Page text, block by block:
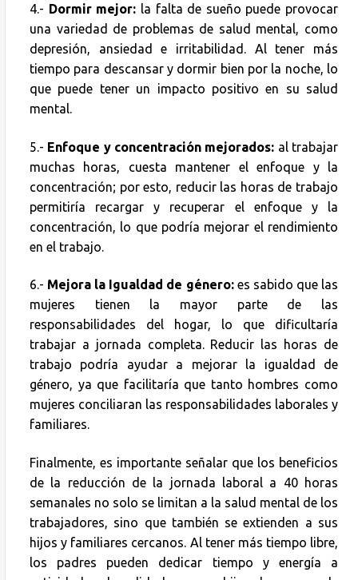
4.- Dormir mejor: la falta de sueño puede provocar
una variedad de problemas de salud mental, como
depresión, ansiedad e irritabilidad. Al tener más
tiempo para descansar y dormir bien por la noche, lo
que puede tener un impacto positivo en su salud
mental.
5.- Enfoque y concentración mejorados: al trabajar
muchas horas, cuesta mantener el enfoque y la
concentración; por esto, reducir las horas de trabajo
permitiría recargar y recuperar el enfoque y la
concentración, lo que podría mejorar el rendimiento
en el trabajo.
6.- Mejora la Igualdad de género:es sabido que las
mujeres tienen la mayor parte de las
responsabilidades del hogar, lo que dificultaría
trabajar a jornada completa. Reducir las horas de
trabajo podría ayudar a mejorar la igualdad de
género, ya que facilitaría que tanto hombres como
mujeres conciliaran las responsabilidades laborales y
familiares.
Finalmente, es importante señalar que los beneficios
de la reducción de la jornada laboral a 40 horas
semanales no solo se limitan a la salud mental de los
trabajadores, sino que también se extienden a sus
hijos y familiares cercanos. Al tener más tiempo libre,
los padres pueden dedicar tiempo y energía a